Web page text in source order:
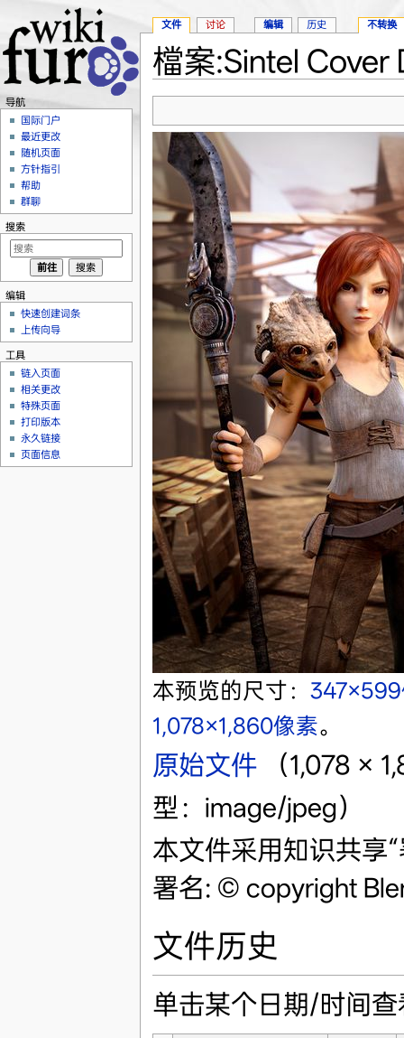
檔案:Sintel Cover
本预览的尺寸：
1,078×1,860像素。
原始文件‎
（1,078 ×
型：image/jpeg）
本文件采用知识共享
署名: © copyright
文件历史
单击某个日期/时间
文件 讨论 编辑 历史 不转换
导航
国际门户
最近更改
随机页面
方针指引
帮助
群聊
搜索
编辑
快速创建词条
上传向导
工具
链入页面
相关更改
特殊页面
打印版本
永久链接
页面信息